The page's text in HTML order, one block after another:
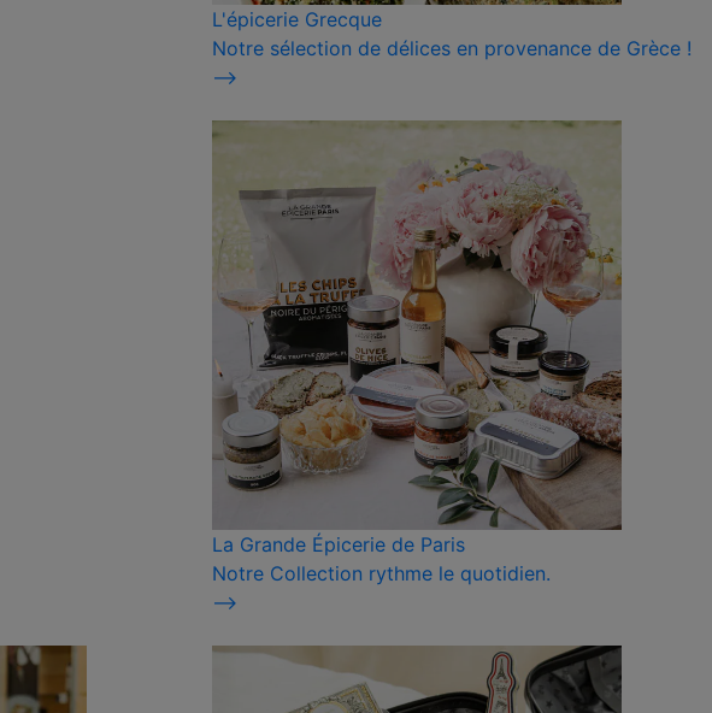
L'épicerie Grecque
Notre sélection de délices en provenance de Grèce !
⟶
La Grande Épicerie de Paris
Notre Collection rythme le quotidien.
⟶